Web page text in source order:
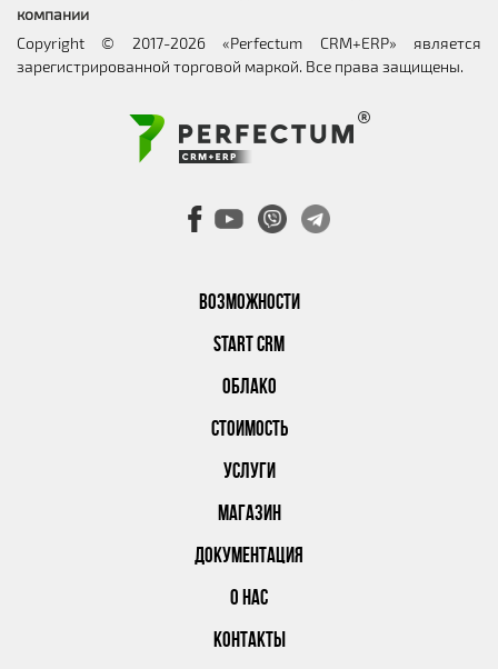
ВОЗМОЖНОСТИ
START CRM
ОБЛАКО
СТОИМОСТЬ
УСЛУГИ
МАГАЗИН
ДОКУМЕНТАЦИЯ
О НАС
КОНТАКТЫ
компании
Copyright © 2017-2026 «Perfectum CRM+ERP» является
зарегистрированной торговой маркой. Все права защищены.